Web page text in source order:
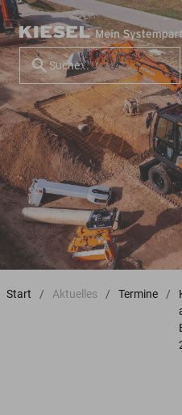
Start Aktuelles Termine